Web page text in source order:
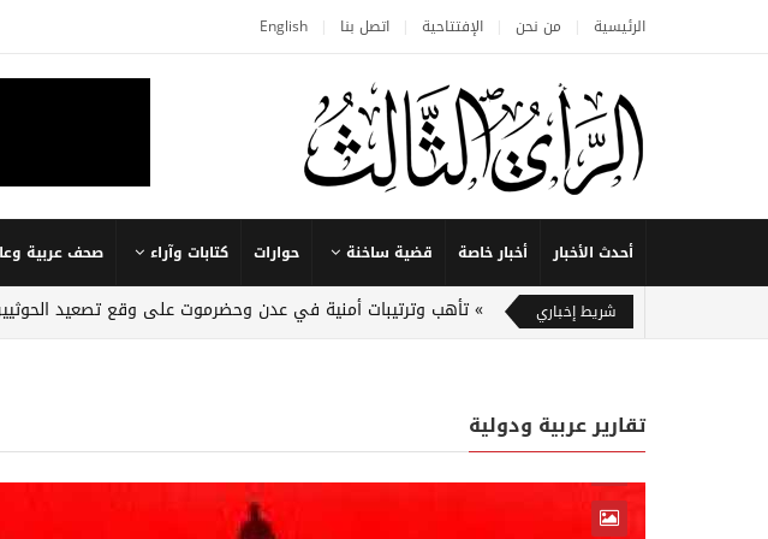
الرئيسية من نحن الإفتتاحية اتصل بنا English
أحدث الأخبار أخبار خاصة قضية ساخنة حوارات كتابات وآراء صحف عربية
شريط إخباري تأهب وترتيبات أمنية في عدن وحضرموت على وقع تصعيد
تقارير عربية ودولية